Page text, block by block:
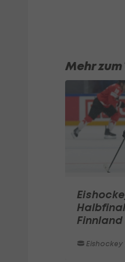
Mehr zum
Finnland
Eishockey